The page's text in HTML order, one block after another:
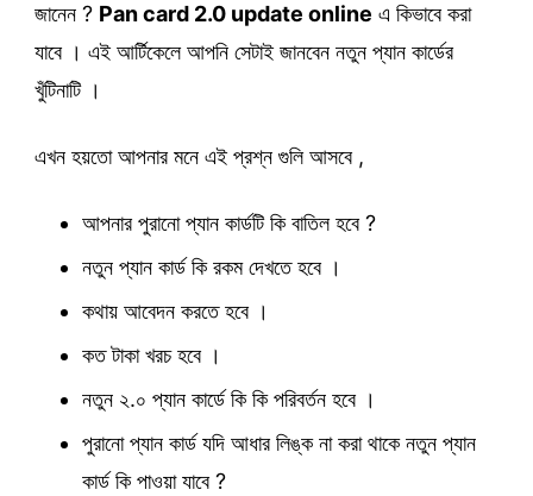
জানেন ? Pan card 2.0 update online এ কিভাবে করা
যাবে । এই আর্টিকেলে আপনি সেটাই জানবেন নতুন প্যান কার্ডের
খুঁটিনাটি ।
এখন হয়তো আপনার মনে এই প্রশ্ন গুলি আসবে ,
আপনার পুরানো প্যান কার্ডটি কি বাতিল হবে ?
নতুন প্যান কার্ড কি রকম দেখতে হবে ।
কথায় আবেদন করতে হবে ।
কত টাকা খরচ হবে ।
নতুন ২.০ প্যান কার্ডে কি কি পরিবর্তন হবে ।
পুরানো প্যান কার্ড যদি আধার লিঙ্ক না করা থাকে নতুন প্যান
কার্ড কি পাওয়া যাবে ?